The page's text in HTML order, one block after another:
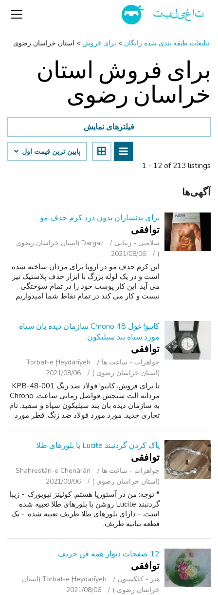
تبلیغات طبقه بندی شده رایگان > برای فروش > استان خراسان رضوی
برای فروش استان
خراسان رضوی
1 - 12 of 213 listings
فیلترهای نمایش
پایین ‌ترین قیمت اول
آگهی‌ها
برای بدنسازان بدون درد کرم حذف مو
توافقی
سلامتی - زیبایی
Dargaz (استان خراسان رضوی
)
2021/08/06
این کرم حذف مو در اروپا برای مردان ساخته شده
است و در یک لوله بزرگ با ابزار حذف پلاستیک نیز
می آید. این کار پوست خود را در تمام سوختگی
نیست و کار می کند در تمام نقاط شما امیدواریم
کایبو! غول 48 Chrono سازمان دیده بان سیاه
مورد سیاه بند سیلیکون
توافقی
جواهرات - ساعت ‌ها
Torbat-e Ḩeydarīyeh
(استان خراسان رضوی )
2021/08/06
تا برای فروش. کایبو! فولاد ضد زنگ KPB-48-001
مردانه الت سنجش فواصل زمانی ساعت. Chrono
به سازمان دیده بان بند سیلیکون سیاه و سفید. نام
تجاری جدید. مورد مورد فولاد ضد زنگ. قطر مورد:
پاک کردن گردنبند Lucite با بلورهای طلا
توافقی
جواهرات - ساعت ‌ها
Shahrestān-e Chenārān
(استان خراسان رضوی )
2021/08/06
* توجه: من در آستوریا هستم, کوئینز نیویورک. - زیبا
گردنبند Lucite روشن با بلورهای طلا تعبیه شده
است. - دارای بلورهای طلا ظریف تعبیه شده. - یک
قطعه بیانیه ظریف.
12 صفحات دیوار همه فن حریف
توافقی
هنر - کلکسیون
Torbat-e Ḩeydarīyeh (استان
خراسان رضوی )
2021/08/06